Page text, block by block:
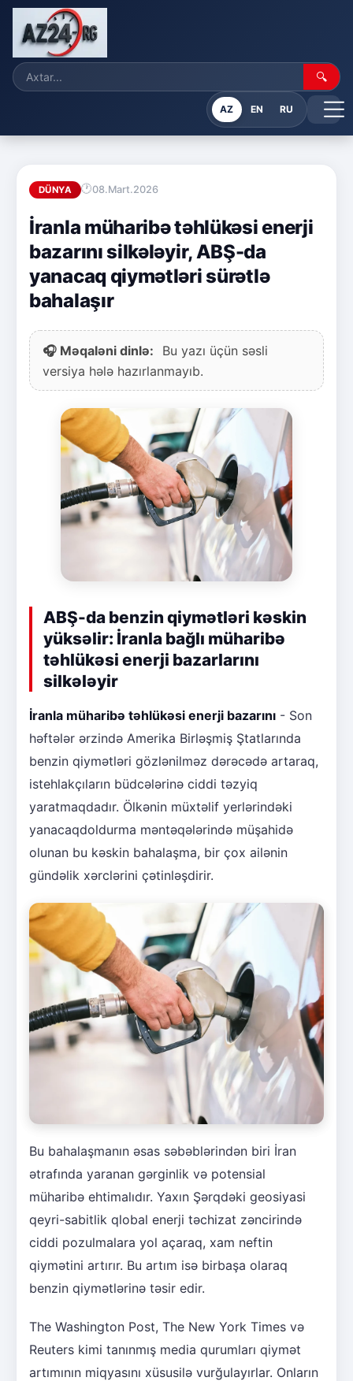
🔍
AZ EN RU
DÜNYA 08.Mart.2026
İranla müharibə təhlükəsi enerji
bazarını silkələyir, ABŞ-da
yanacaq qiymətləri sürətlə
bahalaşır
🎧 Məqaləni dinlə:
Bu yazı üçün səsli
versiya hələ hazırlanmayıb.
ABŞ-da benzin qiymətləri kəskin
yüksəlir: İranla bağlı müharibə
təhlükəsi enerji bazarlarını
silkələyir
İranla müharibə təhlükəsi enerji bazarını - Son
həftələr ərzində Amerika Birləşmiş Ştatlarında
benzin qiymətləri gözlənilməz dərəcədə artaraq,
istehlakçıların büdcələrinə ciddi təzyiq
yaratmaqdadır. Ölkənin müxtəlif yerlərindəki
yanacaqdoldurma məntəqələrində müşahidə
olunan bu kəskin bahalaşma, bir çox ailənin
gündəlik xərclərini çətinləşdirir.
Bu bahalaşmanın əsas səbəblərindən biri İran
ətrafında yaranan gərginlik və potensial
müharibə ehtimalıdır. Yaxın Şərqdəki geosiyasi
qeyri-sabitlik qlobal enerji təchizat zəncirində
ciddi pozulmalara yol açaraq, xam neftin
qiymətini artırır. Bu artım isə birbaşa olaraq
benzin qiymətlərinə təsir edir.
The Washington Post, The New York Times və
Reuters kimi tanınmış media qurumları qiymət
artımının miqyasını xüsusilə vurğulayırlar. Onların